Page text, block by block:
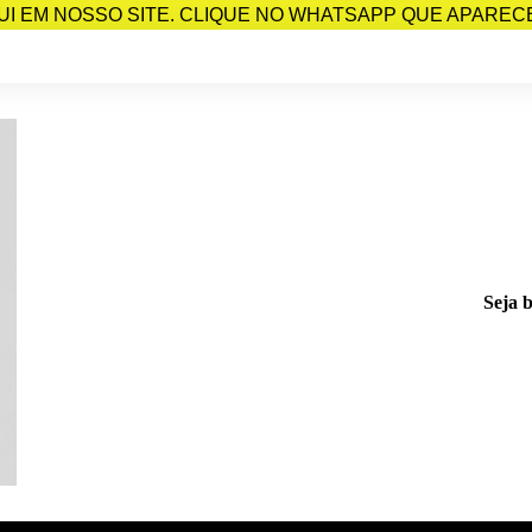
EM NOSSO SITE. CLIQUE NO WHATSAPP QUE
Seja